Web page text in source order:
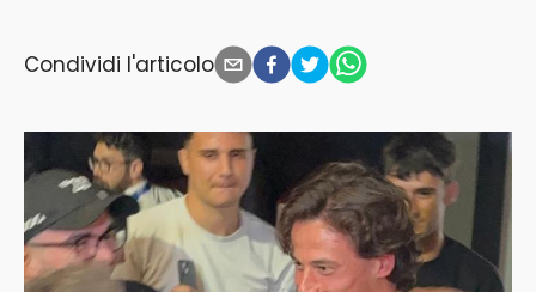
Condividi l'articolo